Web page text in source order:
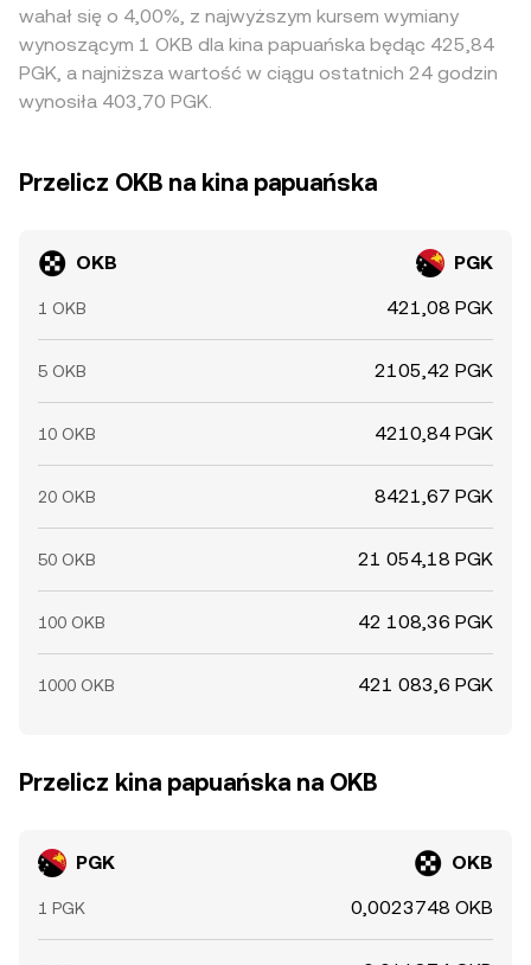
wahał się o 4,00%, z najwyższym kursem wymiany
wynoszącym 1 OKB dla kina papuańska będąc 425,84
PGK, a najniższa wartość w ciągu ostatnich 24 godzin
wynosiła 403,70 PGK.
Przelicz OKB na kina papuańska
OKB PGK
1 OKB 421,08 PGK
5 OKB 2105,42 PGK
10 OKB 4210,84 PGK
20 OKB 8421,67 PGK
50 OKB 21 054,18 PGK
100 OKB 42 108,36 PGK
1000 OKB 421 083,6 PGK
Przelicz kina papuańska na OKB
PGK OKB
1 PGK 0,0023748 OKB